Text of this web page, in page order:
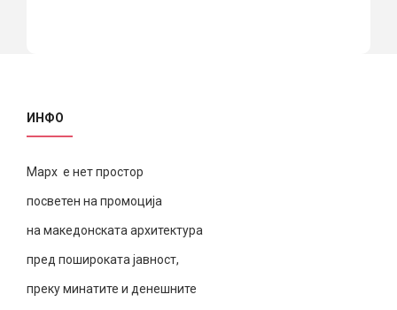
ИНФО
Марх е нет простор
посветен на промоција
на македонската архитектура
пред пошироката јавност,
преку минатите и денешните